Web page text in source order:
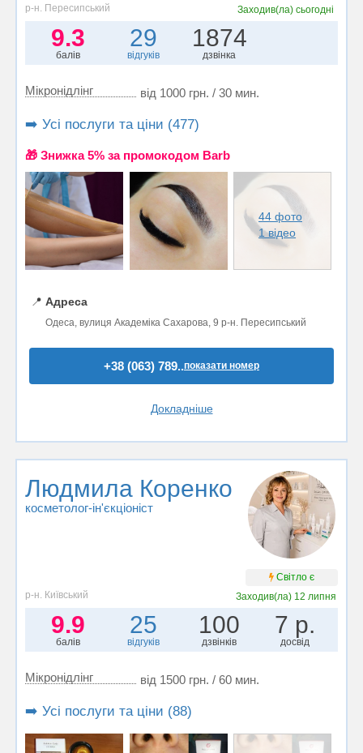
р-н. Пересипський Заходив(ла)сьогодні
9.3
балів
29
відгуків
1874
дзвінка
Мікронідлінг від 1000 грн. / 30 мин.
➡️ Усі послуги та ціни (477)
🎁 Знижка 5% за промокодом Barb
44 фото
1 відео
📍 Адреса
Одеса, вулиця Академіка Сахарова, 9 р-н. Пересипський
+38 (063) 789..показати номер
Докладніше
Людмила Коренко
косметолог-ін'єкціоніст
Світло є
р-н. Київський
Заходив(ла) 12 липня
9.9
балів
25
відгуків
100
дзвінків
7 р.
досвід
Мікронідлінг від 1500 грн. / 60 мин.
➡️ Усі послуги та ціни (88)